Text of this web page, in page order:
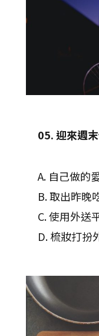
05. 迎來週
A. 自己做的
B. 取出昨晚
C. 使用外送
D. 梳妝打扮